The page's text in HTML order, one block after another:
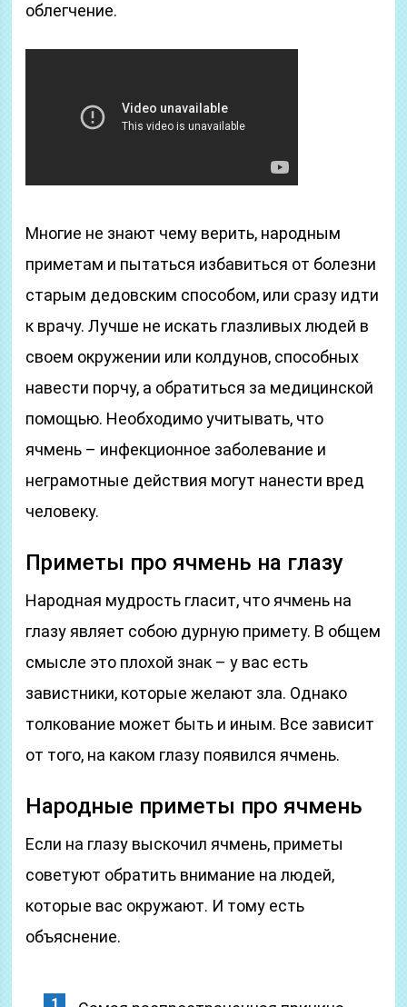
облегчение.
Многие не знают чему верить, народным
приметам и пытаться избавиться от болезни
старым дедовским способом, или сразу идти
к врачу. Лучше не искать глазливых людей в
своем окружении или колдунов, способных
навести порчу, а обратиться за медицинской
помощью. Необходимо учитывать, что
ячмень – инфекционное заболевание и
неграмотные действия могут нанести вред
человеку.
Приметы про ячмень на глазу
Народная мудрость гласит, что ячмень на
глазу являет собою дурную примету. В общем
смысле это плохой знак – у вас есть
завистники, которые желают зла. Однако
толкование может быть и иным. Все зависит
от того, на каком глазу появился ячмень.
Народные приметы про ячмень
Если на глазу выскочил ячмень, приметы
советуют обратить внимание на людей,
которые вас окружают. И тому есть
объяснение.